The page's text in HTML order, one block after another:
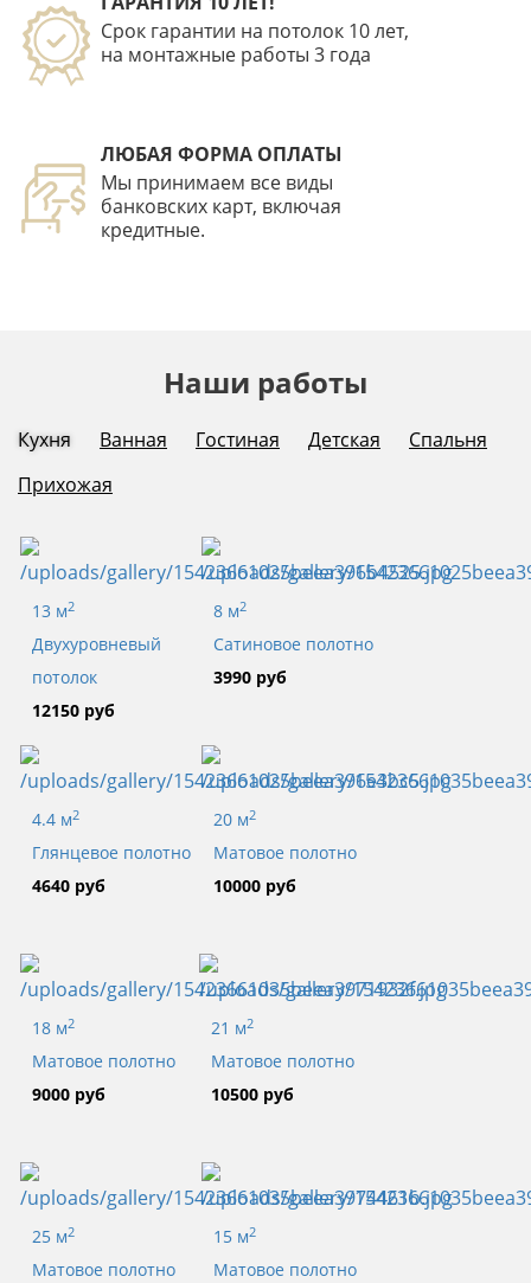
Срок гарантии на потолок 10 лет,
на монтажные работы 3 года
ЛЮБАЯ ФОРМА ОПЛАТЫ
Мы принимаем все виды
банковских карт, включая
кредитные.
Наши работы
Кухня Ванная Гостиная Детская
Спальня
Прихожая
13 м2
Двухуровневый
потолок
12150 руб
8 м2
Сатиновое полотно
3990 руб
4.4 м2
Глянцевое полотно
4640 руб
20 м2
Матовое полотно
10000 руб
18 м2
Матовое полотно
9000 руб
21 м2
Матовое полотно
10500 руб
25 м2
Матовое полотно
15 м2
Матовое полотно